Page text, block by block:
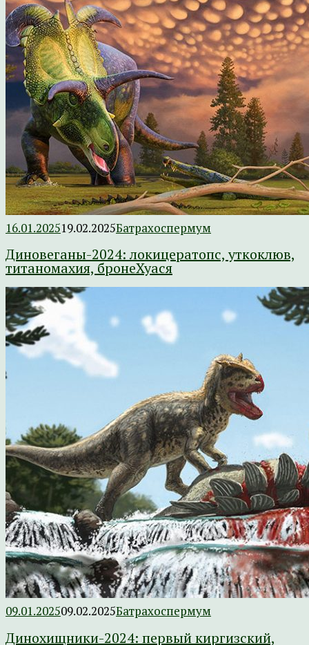
16.01.202519.02.2025Батрахоспермум
Диновеганы-2024: локицератопс, уткоклюв,
титаномахия, бронеХуася
09.01.202509.02.2025Батрахоспермум
Динохищники-2024: первый киргизский,